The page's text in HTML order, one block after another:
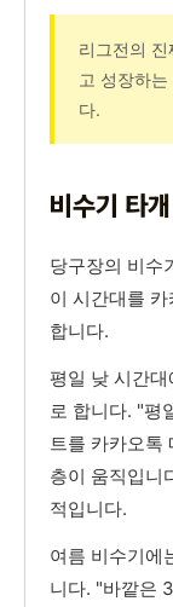
리그전의
고 성장하
다.
비수기 타
당구장의 비수
이 시간대를
합니다.
평일 낮 시간
로 합니다. "평
트를 카카오톡
층이 움직입니
적입니다.
여름 비수기에
니다. "바깥은